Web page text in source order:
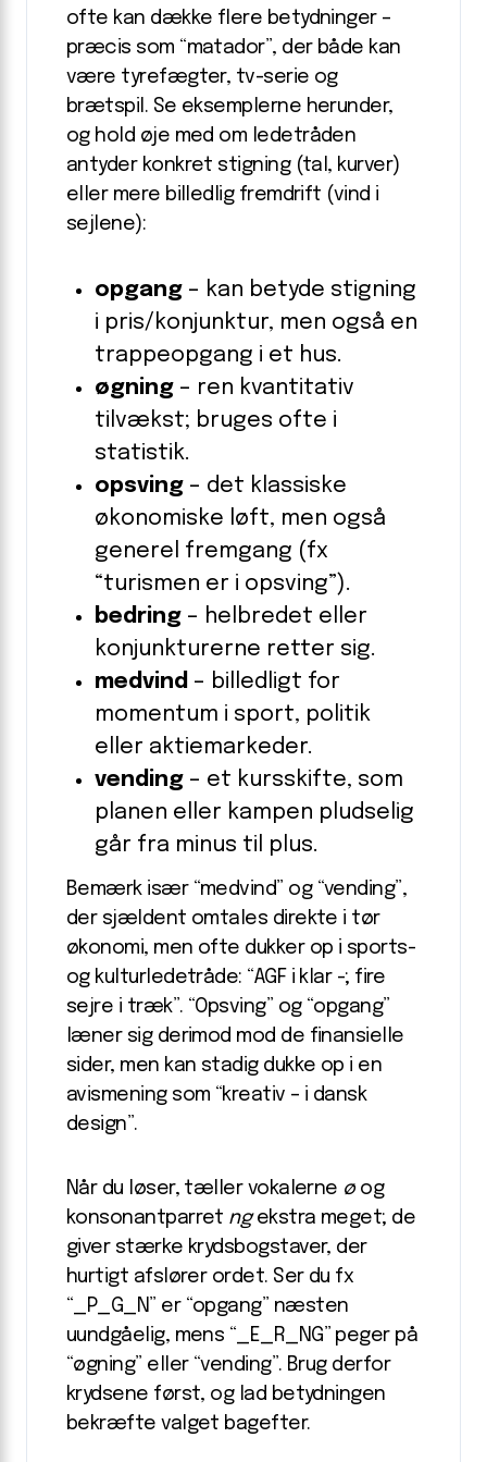
ofte kan dække flere betydninger –
præcis som “matador”, der både kan
være tyrefægter, tv-serie og
brætspil. Se eksemplerne herunder,
og hold øje med om ledetråden
antyder konkret stigning (tal, kurver)
eller mere billedlig fremdrift (vind i
sejlene):
opgang– kan betyde stigning
i pris/konjunktur, men også en
trappeopgang i et hus.
øgning– ren kvantitativ
tilvækst; bruges ofte i
statistik.
opsving– det klassiske
økonomiske løft, men også
generel fremgang (fx
“turismen er i opsving”).
bedring– helbredet eller
konjunkturerne retter sig.
medvind – billedligt for
momentum i sport, politik
eller aktiemarkeder.
vending– et kursskifte, som
planen eller kampen pludselig
går fra minus til plus.
Bemærk især “medvind” og “vending”,
der sjældent omtales direkte i tør
økonomi, men ofte dukker op i sports-
og kulturledetråde: “AGF i klar ­-; fire
sejre i træk”. “Opsving” og “opgang”
læner sig derimod mod de finansielle
sider, men kan stadig dukke op i en
avismening som “kreativ – i dansk
design”.
Når du løser, tæller vokalerne øog
konsonantparret ngekstra meget; de
giver stærke krydsbogstaver, der
hurtigt afslører ordet. Ser du fx
“_P_G_N” er “opgang” næsten
uundgåelig, mens “_E_R_NG” peger på
“øgning” eller “vending”. Brug derfor
krydsene først, og lad betydningen
bekræfte valget bagefter.